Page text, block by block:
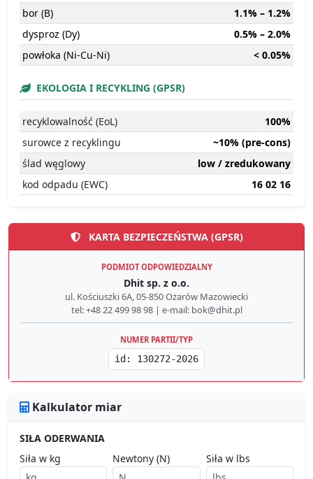
bor (B)
1.1% – 1.2%
dysproz (Dy)
0.5% – 2.0%
powłoka (Ni-Cu-Ni)
< 0.05%
EKOLOGIA I RECYKLING (GPSR)
recyklowalność (EoL)
100%
surowce z recyklingu
~10% (pre-cons)
ślad węglowy
low / zredukowany
kod odpadu (EWC)
16 02 16
KARTA BEZPIECZEŃSTWA (GPSR)
PODMIOT ODPOWIEDZIALNY
Dhit sp. z o.o.
ul. Kościuszki 6A, 05-850 Ożarów Mazowiecki
tel: +48 22 499 98 98 | e-mail: bok@dhit.pl
NUMER PARTII/TYP
id: 130272-2026
Kalkulator miar
SIŁA ODERWANIA
Siła w kg
Newtony (N) Siła w lbs